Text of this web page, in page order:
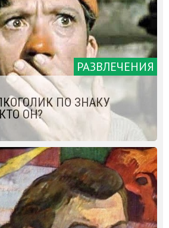
РАЗВЛЕЧЕНИЯ
ПО ЗНАКУ
ОН?